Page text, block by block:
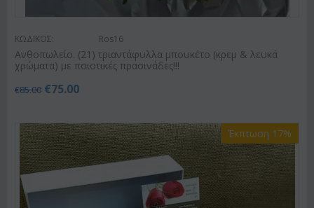
ΚΩΔΙΚΟΣ: Ros16
Ανθοπωλείο. (21) τριαντάφυλλα μπουκέτο (κρεμ & λευκά
χρώματα) με ποιοτικές πρασινάδες!!!
€85.00 €75.00
Έκπτωση 17%